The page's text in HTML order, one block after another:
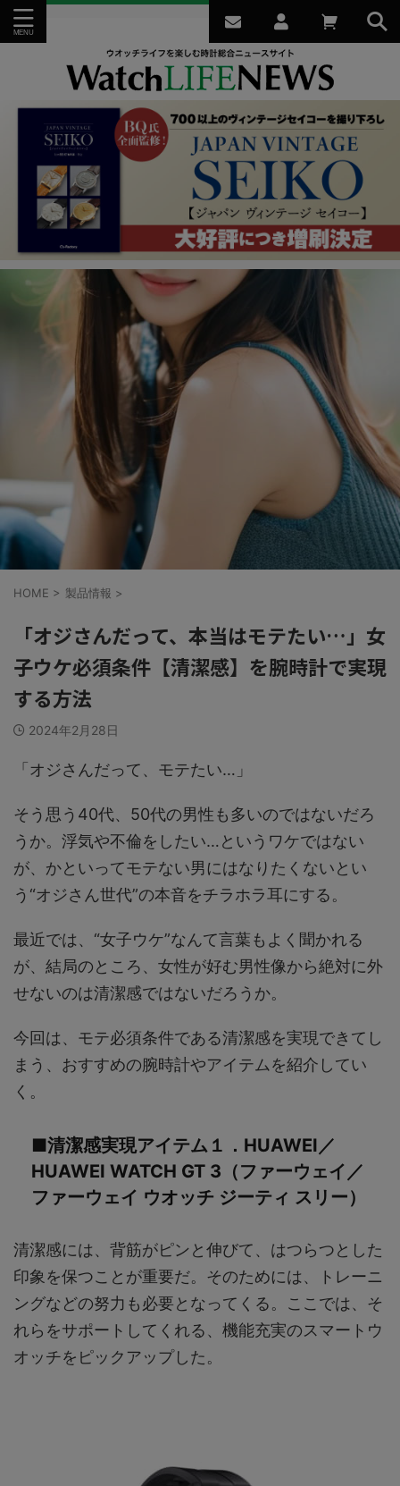
HOME > 製品情報 >
「オジさんだって、本当はモテたい…」女
子ウケ必須条件【清潔感】を腕時計で実現
する方法
2024年2月28日
「オジさんだって、モテたい…」
そう思う40代、50代の男性も多いのではないだろ
うか。浮気や不倫をしたい…というワケではない
が、かといってモテない男にはなりたくないとい
う“オジさん世代”の本音をチラホラ耳にする。
最近では、“女子ウケ”なんて言葉もよく聞かれる
が、結局のところ、女性が好む男性像から絶対に外
せないのは清潔感ではないだろうか。
今回は、モテ必須条件である清潔感を実現できてし
まう、おすすめの腕時計やアイテムを紹介してい
く。
■清潔感実現アイテム１．HUAWEI／
HUAWEI WATCH GT 3（ファーウェイ／
ファーウェイ ウオッチ ジーティ スリー）
清潔感には、背筋がピンと伸びて、はつらつとした
印象を保つことが重要だ。そのためには、トレーニ
ングなどの努力も必要となってくる。ここでは、そ
れらをサポートしてくれる、機能充実のスマートウ
オッチをピックアップした。